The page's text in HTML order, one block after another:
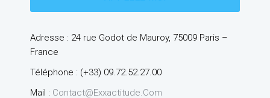
Adresse : 24 rue Godot de Mauroy, 75009 Paris –
France
Téléphone : (+33) 09.72.52.27.00
Mail : Contact@exxactitude.com